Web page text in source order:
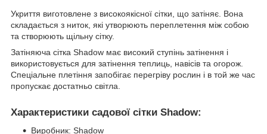
Укриття виготовлене з високоякісної сітки, що затіняє. Вона
складається з ниток, які утворюють переплетення між собою
та створюють щільну сітку.
Затіняюча сітка Shadow має високий ступінь затінення і
використовується для затінення теплиць, навісів та огорож.
Спеціальне плетіння запобігає перегріву рослин і в той же час
пропускає достатньо світла.
Характеристики садової сітки Shadow:
Виробник: Shadow